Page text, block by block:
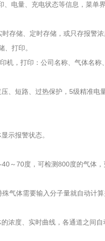
电量、充电状态等信息，菜单
存储、定时存储，或只存报警
打印。
机，打印：公司名称、气体名称
、短路、过热保护，5级精准电
示报警状态。
～70度，可检测800度的气体
气体需要输入分子量就自动计
浓度、实时曲线，各通道之间